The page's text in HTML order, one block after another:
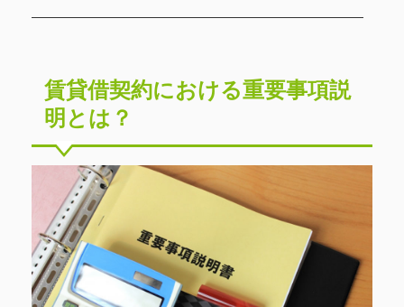
賃貸借契約における重要事項説
明とは？